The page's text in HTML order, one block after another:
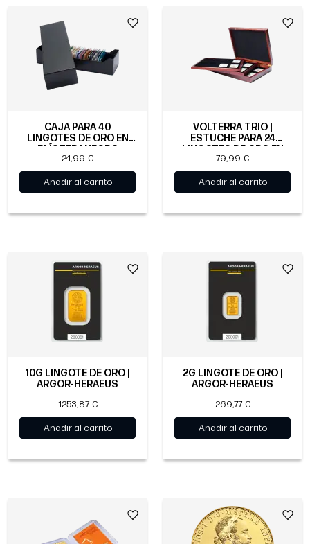
CAJA PARA 40
LINGOTES DE ORO EN
BLÍSTER | NEGRO
24,99 €
Añadir al carrito
VOLTERRA TRIO |
ESTUCHE PARA 24
LINGOTES DE ORO EN
BLÍSTER
79,99 €
Añadir al carrito
10G LINGOTE DE ORO |
ARGOR-HERAEUS
1253,87 €
Añadir al carrito
2G LINGOTE DE ORO |
ARGOR-HERAEUS
269,77 €
Añadir al carrito